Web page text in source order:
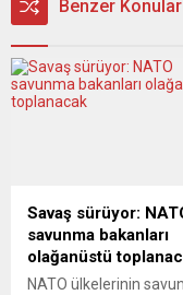
Benzer Konular
Savaş sürüyor:
savunma bakanları
olağanüstü
NATO ülkelerinin